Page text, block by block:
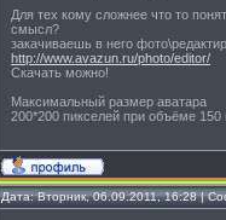
Для тех кому сложнее что то
смысл?
закачиваешь в него
http://www.avazun.ru/photo/editor/
Скачать можно!
Максимальный размер аватара
200*200 пикселей при объёме 150
Дата: Вторник, 06.09.2011, 16:28 |